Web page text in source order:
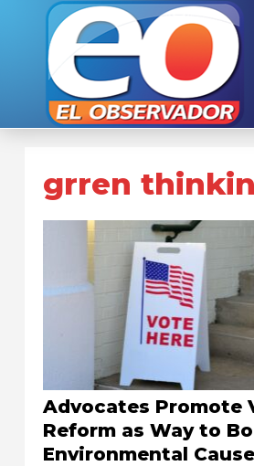
grren
Advocates Promote
Reform as Way to
Environmental